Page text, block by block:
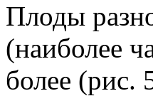
Плоды
(наиболее
более (рис.